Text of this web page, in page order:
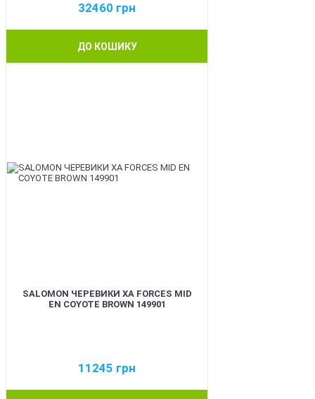
32460 грн
ДО КОШИКУ
SALOMON ЧЕРЕВИКИ XA FORCES MID
EN COYOTE BROWN 149901
11245 грн